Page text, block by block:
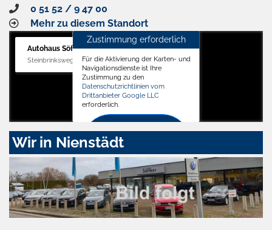
0 51 52 / 9 47 00
Mehr zu diesem Standort
Autohaus Söffker GmbH
Steinbrinksweg 12, 31840 Hessisch Oldendorf
Zustimmung erforderlich
Für die Aktivierung der Karten- und
Navigationsdienste ist Ihre
Zustimmung zu den
Datenschutzrichtlinien vom
Drittanbieter Google LLC
erforderlich.
Zustimmen
aktivieren
Wir in Nienstädt